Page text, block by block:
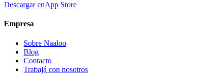
Descargar enApp Store
Empresa
Sobre Naaloo
Blog
Contacto
Trabajá con nosotros